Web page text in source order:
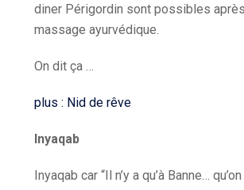
diner Périgordin sont possibles
massage ayurvédique.
On dit ça …
plus : Nid de rêve
Inyaqab
Inyaqab car “Il n’y a qu’à Banne…